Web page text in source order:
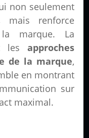
non seulement
mais renforce
marque. La
les approches
de la marque,
en montrant
sur
maximal.